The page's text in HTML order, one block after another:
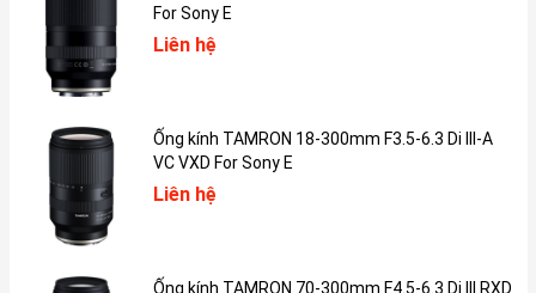
Thiết kế iPad mini 5
Nút home vẫn là nét đặc trưng quen thuộc của dòng máy Apple.
Bên cạnh đó nút home của iPad mini 5 vẫn tích hợp touch ID giúp
toán trên App Store sẽ không cần nhập lại mật khẩu mà chỉ cần
For Sony E
Liên hệ
Ống kính TAMRON 18-300mm F3.5-6.3 Di III-A
VC VXD For Sony E
Liên hệ
Ống kính TAMRON 70-300mm F4.5-6.3 Di III RXD